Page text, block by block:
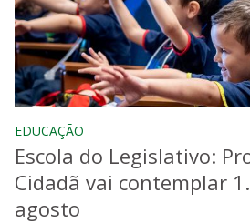
EDUCAÇÃO
Escola do Legislativo:
Cidadã vai contemplar
agosto